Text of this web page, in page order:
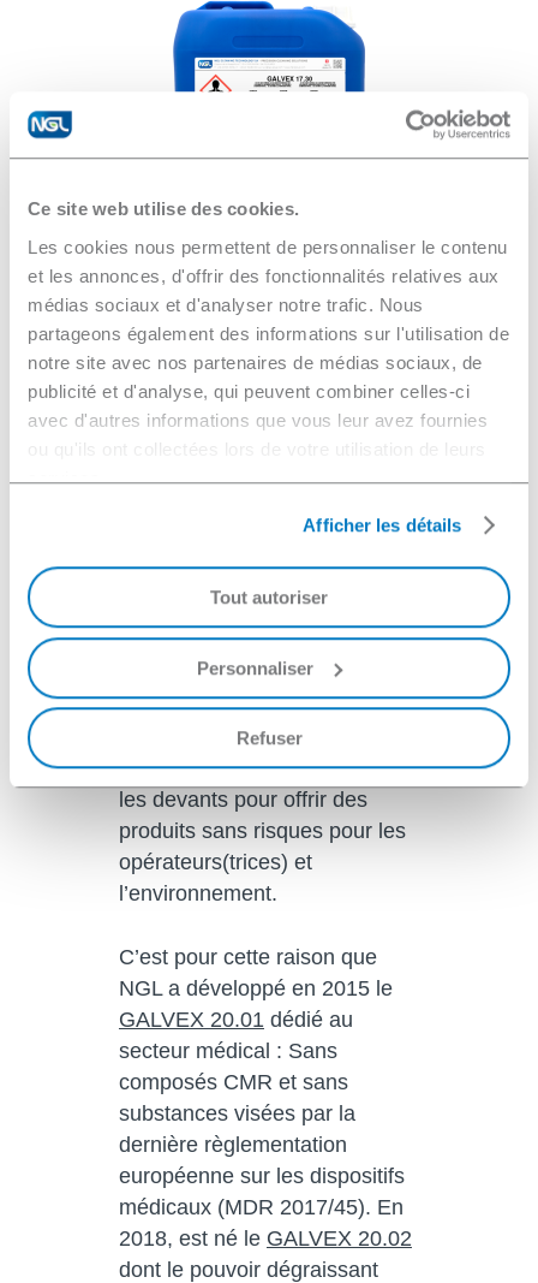
Ce site web utilise des cookies.
Les cookies nous permettent de personnaliser le contenu
et les annonces, d'offrir des fonctionnalités relatives aux
médias sociaux et d'analyser notre trafic. Nous
partageons également des informations sur l'utilisation de
notre site avec nos partenaires de médias sociaux, de
publicité et d'analyse, qui peuvent combiner celles-ci
avec d'autres informations que vous leur avez fournies
ou qu'ils ont collectées lors de votre utilisation de leurs
services.
Afficher les détails
Tout autoriser
Personnaliser
Refuser
Reformuler pour mieux
durer
Jusqu’en 2018, NGL, en
conformité avec la
enregistrer certaines de ses
matières premières auprès de
de risque de certaines de
substances présentes dans
ces détergents. Bien que le
risque ne soit que « suspecté »
selon la règlementation GHS
sur les étiquetage, NGL a pris
les devants pour offrir des
produits sans risques pour les
opérateurs(trices) et
l’environnement.
C’est pour cette raison que
NGL a développé en 2015 le
GALVEX 20.01dédié au
secteur médical : Sans
composés CMR et sans
substances visées par la
dernière règlementation
européenne sur les dispositifs
médicaux (MDR 2017/45). En
2018, est né le GALVEX 20.02
dont le pouvoir dégraissant